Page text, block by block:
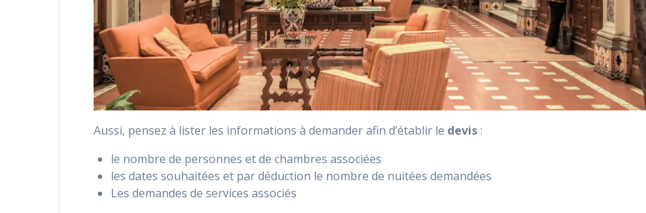
Aussi, pensez à lister les informations à demander afin d’établir le devis:
le nombre de personnes et de chambres associées
les dates souhaitées et par déduction le nombre de nuitées demandées
Les demandes de services associés